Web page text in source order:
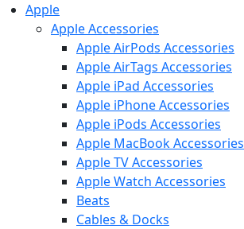
Apple
Apple Accessories
Apple AirPods Accessories
Apple AirTags Accessories
Apple iPad Accessories
Apple iPhone Accessories
Apple iPods Accessories
Apple MacBook Accessories
Apple TV Accessories
Apple Watch Accessories
Beats
Cables & Docks